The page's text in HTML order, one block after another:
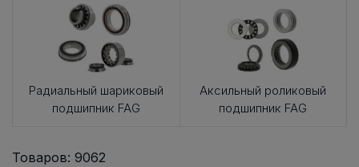
Радиальный шариковый
подшипник FAG
Аксильный роликовый
подшипник FAG
Товаров: 9062